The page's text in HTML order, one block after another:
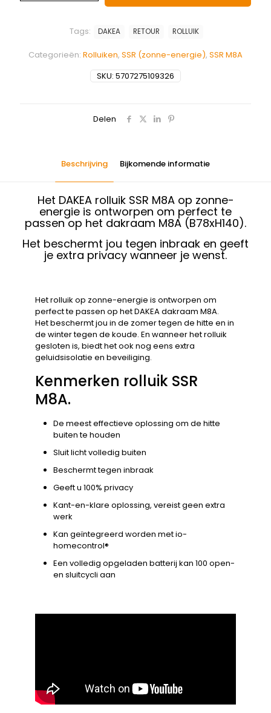
SKU: 5707275109326
Categorieën: Rolluiken, SSR (zonne-energie), SSR M8A
Tags: DAKEA RETOUR ROLLUIK
Delen
Beschrijving Bijkomende informatie
Het DAKEA rolluik SSR M8A op zonne-
energie is ontworpen om perfect te
passen op het dakraam M8A (B78xH140).
Het beschermt jou tegen inbraak en geeft
je extra privacy wanneer je wenst.
Het rolluik op zonne-energie is ontworpen om
perfect te passen op het DAKEA dakraam M8A.
Het beschermt jou in de zomer tegen de hitte en in
de winter tegen de koude. En wanneer het rolluik
gesloten is, biedt het ook nog eens extra
geluidsisolatie en beveiliging.
Kenmerken rolluik SSR
M8A.
De meest effectieve oplossing om de hitte
buiten te houden
Sluit licht volledig buiten
Beschermt tegen inbraak
Geeft u 100% privacy
Kant-en-klare oplossing, vereist geen extra
werk
Kan geïntegreerd worden met io-
homecontrol®
Een volledig opgeladen batterij kan 100 open-
en sluitcycli aan